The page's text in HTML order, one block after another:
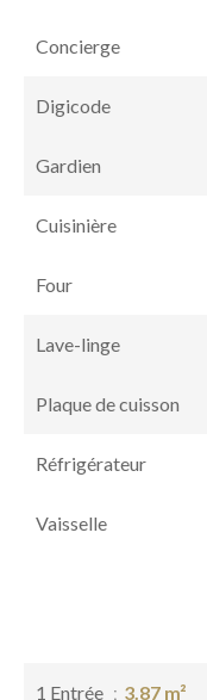
Concierge
Digicode
Gardien
Cuisinière
Four
Lave-linge
Plaque de cuisson
Réfrigérateur
Vaisselle
1 Entrée 3.87 m²